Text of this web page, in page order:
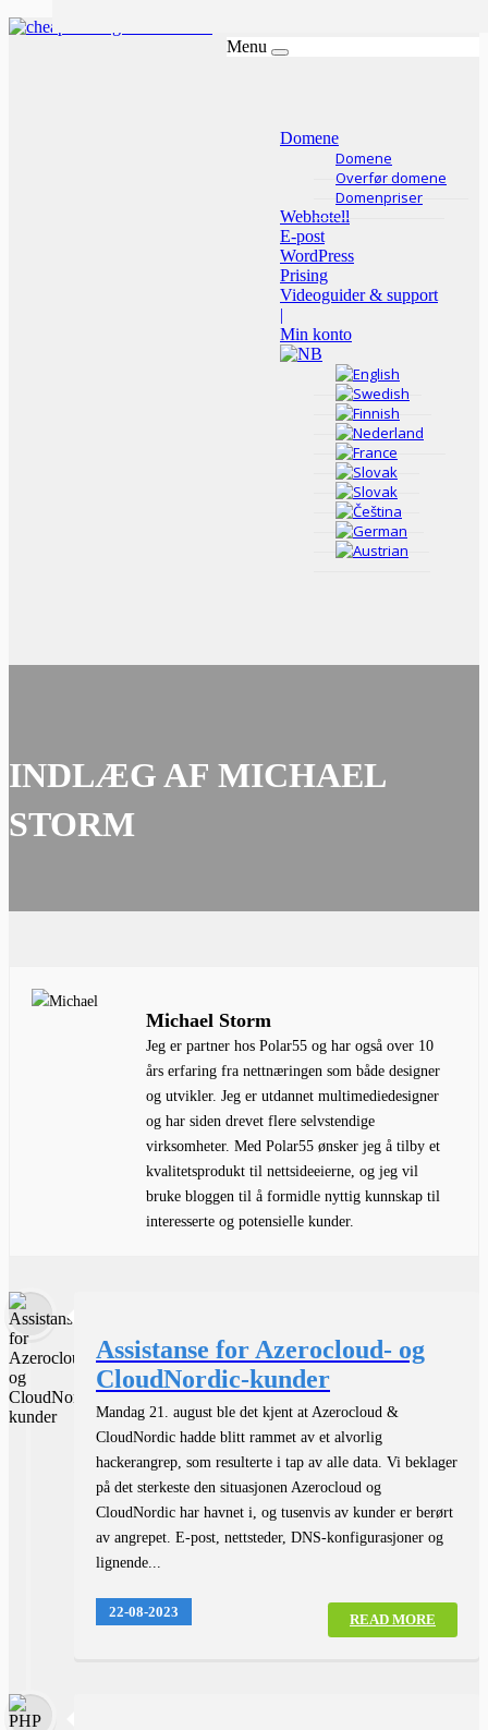
Menu
Domene
Domene
Overfør domene
Domenpriser
Webhotell
E-post
WordPress
Prising
Videoguider & support
|
Min konto
INDLÆG AF MICHAEL
STORM
Michael Storm
Jeg er partner hos Polar55 og har også over 10
års erfaring fra nettnæringen som både designer
og utvikler. Jeg er utdannet multimediedesigner
og har siden drevet flere selvstendige
virksomheter. Med Polar55 ønsker jeg å tilby et
kvalitetsprodukt til nettsideeierne, og jeg vil
bruke bloggen til å formidle nyttig kunnskap til
interesserte og potensielle kunder.
Assistanse for Azerocloud- og
CloudNordic-kunder
Mandag 21. august ble det kjent at Azerocloud &
CloudNordic hadde blitt rammet av et alvorlig
hackerangrep, som resulterte i tap av alle data. Vi beklager
på det sterkeste den situasjonen Azerocloud og
CloudNordic har havnet i, og tusenvis av kunder er berørt
av angrepet. E-post, nettsteder, DNS-konfigurasjoner og
lignende...
READ MORE
22-08-2023